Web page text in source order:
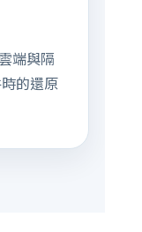
端與隔
的還原